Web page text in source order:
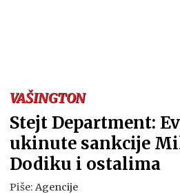
VAŠINGTON
Stejt Department:
ukinute sankcije
Dodiku i ostalima
Piše: Agencije